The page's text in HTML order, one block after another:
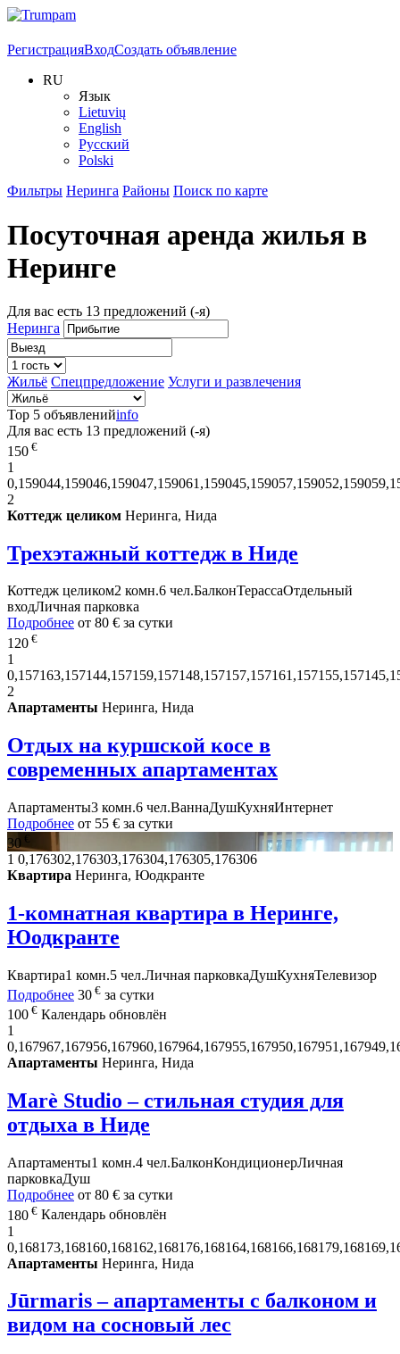
РегистрацияВходСоздать объявление
RU
Язык
Lietuvių
English
Русский
Polski
Фильтры Неринга Районы Поиск по карте
Посуточная аренда жилья в
Неринге
Для вас есть 13 предложений (-я)
Неринга
Жильё Спецпредложение Услуги и развлечения
Top 5 объявленийinfo
Для вас есть 13 предложений (-я)
150 €
1
2
Коттедж целиком Неринга, Нида
Трехэтажный коттедж в Ниде
Коттедж целиком2 комн.6 чел.БалконТерассаОтдельный
входЛичная парковка
Подробнее от 80 € за сутки
120 €
1
2
Апартаменты Неринга, Нида
Отдых на куршской косе в
современных апартаментах
Апартаменты3 комн.6 чел.ВаннаДушКухняИнтернет
Подробнее от 55 € за сутки
30 €
1 0,176302,176303,176304,176305,176306
Квартира Неринга, Юодкранте
1-комнатная квартира в Неринге,
Юодкранте
Квартира1 комн.5 чел.Личная парковкаДушКухняТелевизор
Подробнее 30 € за сутки
100 € Календарь обновлён
1
Апартаменты Неринга, Нида
Marè Studio – стильная студия для
отдыха в Ниде
Апартаменты1 комн.4 чел.БалконКондиционерЛичная
парковкаДуш
Подробнее от 80 € за сутки
180 € Календарь обновлён
1
Апартаменты Неринга, Нида
Jūrmaris – апартаменты с балконом и
видом на сосновый лес